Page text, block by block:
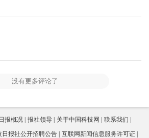
没有更多评论了
报概况 报社领导 关于中国科技网
联系我们
日报社公开招聘公告 互联网新闻信息服务许可证